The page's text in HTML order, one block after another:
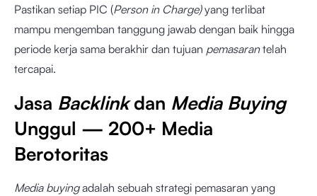
Pastikan setiap PIC (Person in Charge)yang terlibat
mampu mengemban tanggung jawab dengan baik hingga
periode kerja sama berakhir dan tujuan pemasarantelah
tercapai.
Jasa Backlinkdan Media Buying
Unggul — 200+ Media
Berotoritas
Media buyingadalah sebuah strategi pemasaran yang